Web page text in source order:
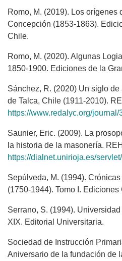
Romo, M. (2019). Los orígenes
Concepción (1853-1863).
Chile.
Romo, M. (2020). Algunas
1850-1900. Ediciones de la
Sánchez, R. (2020) Un siglo
de Talca, Chile (1911-2010).
https://www.redalyc.org/
Saunier, Eric. (2009). La
la historia de la masonería.
https://dialnet.unirioja.es/
Sepúlveda, M. (1994).
(1750-1944). Tomo I.
Serrano, S. (1994).
XIX. Editorial Universitaria.
Sociedad de Instrucción
Aniversario de la fundación de